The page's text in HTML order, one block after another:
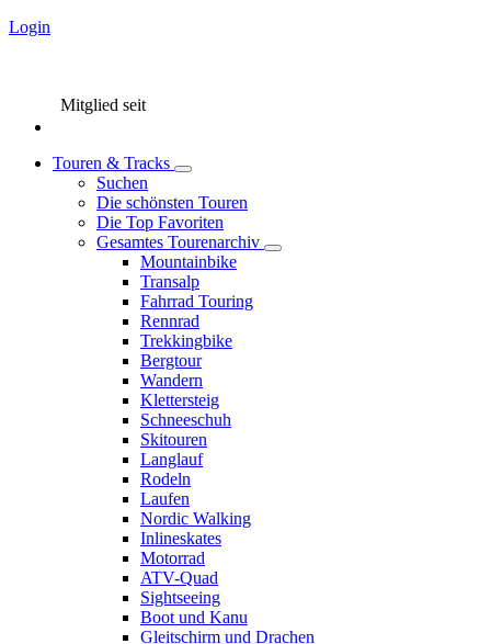
Login
Mitglied seit
Touren & Tracks
Suchen
Die schönsten Touren
Die Top Favoriten
Gesamtes Tourenarchiv
Mountainbike
Transalp
Fahrrad Touring
Rennrad
Trekkingbike
Bergtour
Wandern
Klettersteig
Schneeschuh
Skitouren
Langlauf
Rodeln
Laufen
Nordic Walking
Inlineskates
Motorrad
ATV-Quad
Sightseeing
Boot und Kanu
Gleitschirm und Drachen